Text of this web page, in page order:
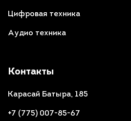
Контакты
Карасай Батыра, 185
+7 (775) 007-85-67
Цифровая техника
Аудио техника